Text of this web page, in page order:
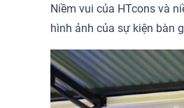
Niềm vui của HTcons và
hình ảnh của sự kiện bàn